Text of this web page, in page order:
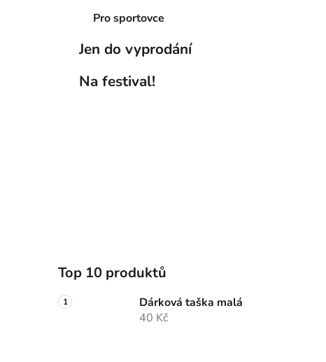
Pro sportovce
Jen do vyprodání
Na festival!
Top 10 produktů
Dárková taška malá
40 Kč